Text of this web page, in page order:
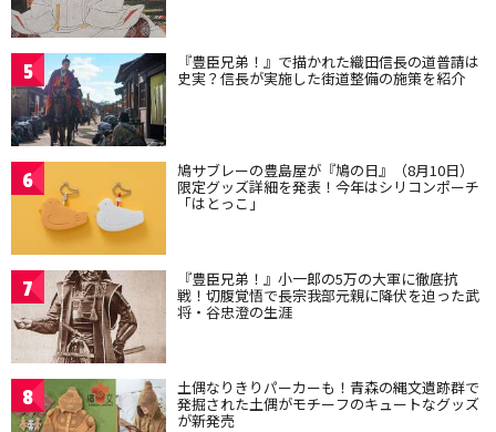
5 『豊臣兄弟！』で描かれた織田信長の道普請は
史実？信長が実施した街道整備の施策を紹介
6 鳩サブレーの豊島屋が『鳩の日』（8月10日）
限定グッズ詳細を発表！今年はシリコンポーチ
「はとっこ」
7 『豊臣兄弟！』小一郎の5万の大軍に徹底抗
戦！切腹覚悟で長宗我部元親に降伏を迫った武
将・谷忠澄の生涯
8 土偶なりきりパーカーも！青森の縄文遺跡群で
発掘された土偶がモチーフのキュートなグッズ
が新発売